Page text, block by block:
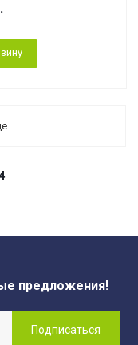
предложения!